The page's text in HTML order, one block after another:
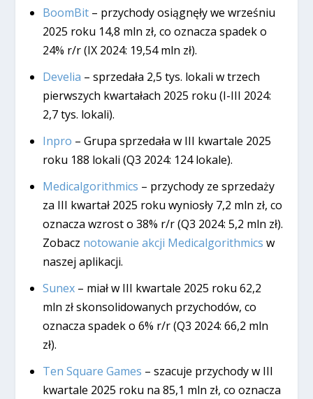
BoomBit– przychody osiągnęły we wrześniu
2025 roku 14,8 mln zł, co oznacza spadek o
24% r/r (IX 2024: 19,54 mln zł).
Develia – sprzedała 2,5 tys. lokali w trzech
pierwszych kwartałach 2025 roku (I-III 2024:
2,7 tys. lokali).
Inpro – Grupa sprzedała w III kwartale 2025
roku 188 lokali (Q3 2024: 124 lokale).
Medicalgorithmics – przychody ze sprzedaży
za III kwartał 2025 roku wyniosły 7,2 mln zł, co
oznacza wzrost o 38% r/r (Q3 2024: 5,2 mln zł).
Zobacz notowanie akcji Medicalgorithmics w
naszej aplikacji.
Sunex– miał w III kwartale 2025 roku 62,2
mln zł skonsolidowanych przychodów, co
oznacza spadek o 6% r/r (Q3 2024: 66,2 mln
zł).
Ten Square Games – szacuje przychody w III
kwartale 2025 roku na 85,1 mln zł, co oznacza